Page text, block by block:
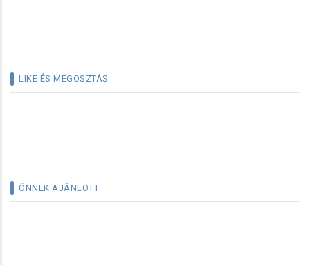
LIKE ÉS MEGOSZTÁS
ÖNNEK AJÁNLOTT